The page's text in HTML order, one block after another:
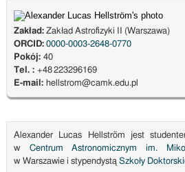
Zakład:Zakład Astrofizyki II (Warszawa)
ORCID: 0000-0003-2648-0770
Pokój: 40
Tel. : +48 223296169
E-mail: hellstrom@camk.edu.pl
Alexander Lucas Hellström jest
w Centrum Astronomicznym im.
w Warszawie i stypendystą Szkoły